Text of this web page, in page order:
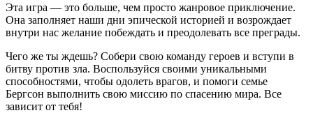
Эта игра — это больше, чем просто жанровое приключение.
Она заполняет наши дни эпической историей и возрождает
внутри нас желание побеждать и преодолевать все преграды.
Чего же ты ждешь? Собери свою команду героев и вступи в
битву против зла. Воспользуйся своими уникальными
способностями, чтобы одолеть врагов, и помоги семье
Бергсон выполнить свою миссию по спасению мира. Все
зависит от тебя!